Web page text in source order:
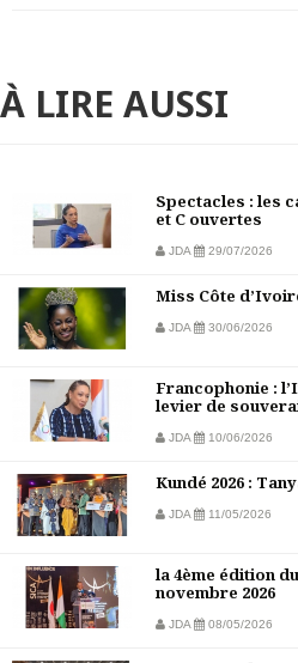
À LIRE AUSSI
Spectacles : les
et C ouvertes
JDA 29/07/2026
Miss Côte
JDA 30/06/2026
Francophonie :
levier de
JDA 10/06/2026
Kundé 2026 :
JDA 11/05/2026
la 4ème édition
novembre 2026
JDA 08/05/2026